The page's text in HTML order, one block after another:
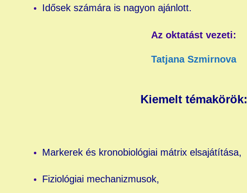
Idősek számára is nagyon ajánlott.
Az oktatást vezeti:
Tatjana Szmirnova
Kiemelt témakörök:
Markerek és kronobiológiai mátrix elsajátítása,
Fiziológiai mechanizmusok,